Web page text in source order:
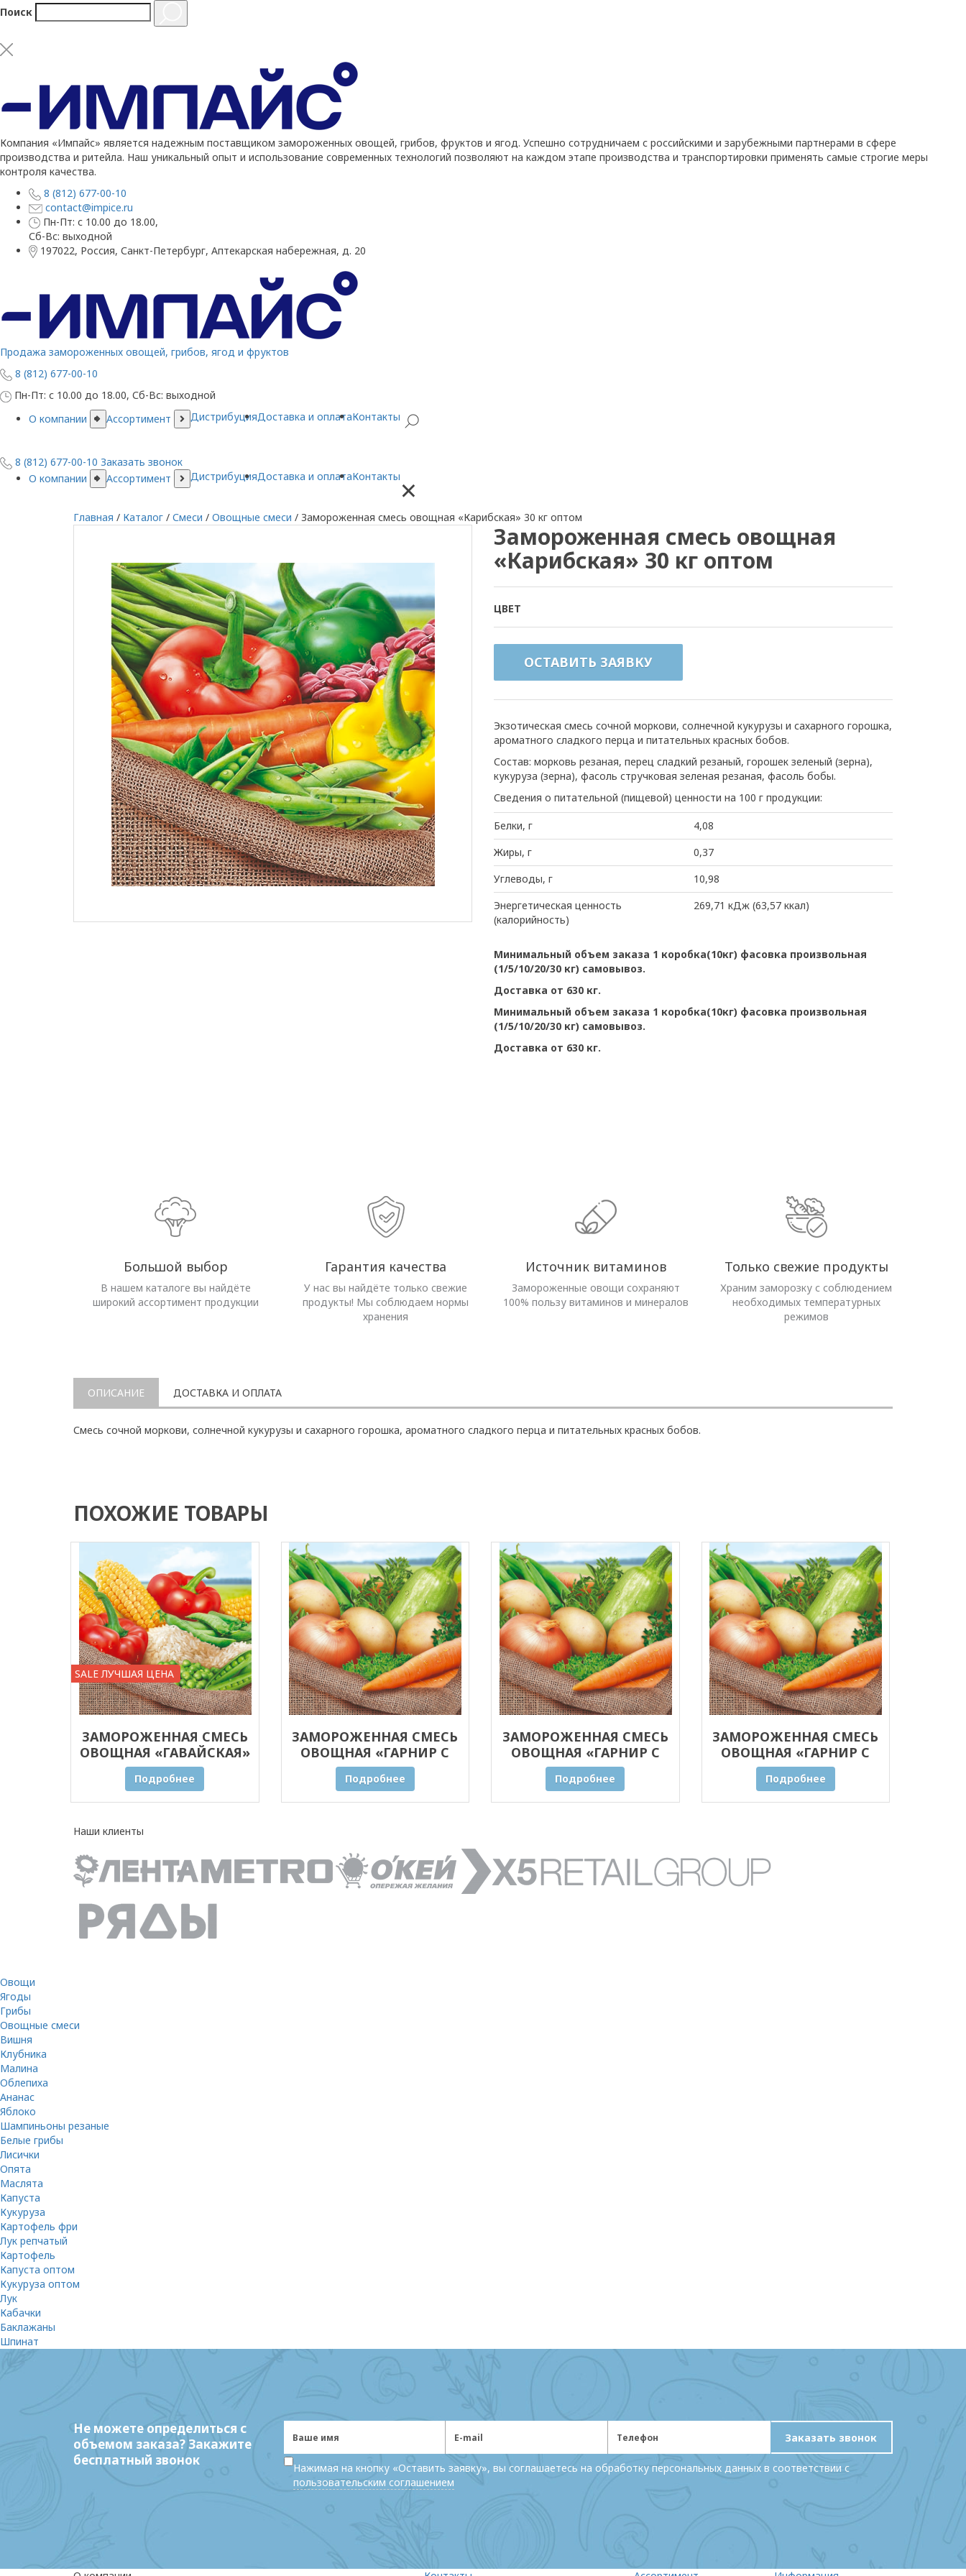
Поиск
Компания «Импайс» является надежным поставщиком замороженных овощей, грибов, фруктов и ягод. Успешно сотрудничаем с российскими и зарубежными партнерами в сфере
производства и ритейла. Наш уникальный опыт и использование современных технологий позволяют на каждом этапе производства и транспортировки применять самые строгие меры
контроля качества.
8 (812) 677-00-10
contact@impice.ru
Пн-Пт: с 10.00 до 18.00,
Сб-Вс: выходной
197022, Россия, Санкт-Петербург, Аптекарская набережная, д. 20
Продажа замороженных овощей, грибов, ягод и фруктов
8 (812) 677-00-10
Пн-Пт: с 10.00 до 18.00, Сб-Вс: выходной
О компании
Ассортимент ДистрибуцияДоставка и оплатаКонтакты
8 (812) 677-00-10 Заказать звонок
О компании
Ассортимент ДистрибуцияДоставка и оплатаКонтакты×
Главная / Каталог / Смеси / Овощные смеси / Замороженная смесь овощная «Карибская» 30 кг оптом
Замороженная смесь овощная
«Карибская» 30 кг оптом
ЦВЕТ
ОСТАВИТЬ ЗАЯВКУ
Экзотическая смесь сочной моркови, солнечной кукурузы и сахарного горошка,
ароматного сладкого перца и питательных красных бобов.
Состав: морковь резаная, перец сладкий резаный, горошек зеленый (зерна),
кукуруза (зерна), фасоль стручковая зеленая резаная, фасоль бобы.
Сведения о питательной (пищевой) ценности на 100 г продукции:
Белки, г
4,08
Жиры, г
0,37
Углеводы, г
10,98
Энергетическая ценность
(калорийность)
269,71 кДж (63,57 ккал)
Минимальный объем заказа 1 коробка(10кг) фасовка произвольная
(1/5/10/20/30 кг) самовывоз.
Доставка от 630 кг.
Минимальный объем заказа 1 коробка(10кг) фасовка произвольная
(1/5/10/20/30 кг) самовывоз.
Доставка от 630 кг.
Большой выбор
В нашем каталоге вы найдёте
широкий ассортимент продукции
Гарантия качества
У нас вы найдёте только свежие
продукты! Мы соблюдаем нормы
хранения
Источник витаминов
Замороженные овощи сохраняют
100% пользу витаминов и минералов
Только свежие продукты
Храним заморозку с соблюдением
необходимых температурных
режимов
ОПИСАНИЕ ДОСТАВКА И ОПЛАТА
Смесь сочной моркови, солнечной кукурузы и сахарного горошка, ароматного сладкого перца и питательных красных бобов.
ПОХОЖИЕ ТОВАРЫ
SALE ЛУЧШАЯ ЦЕНА
ЗАМОРОЖЕННАЯ СМЕСЬ
ОВОЩНАЯ «ГАВАЙСКАЯ»
20 КГ ОПТОМ
Подробнее
ЗАМОРОЖЕННАЯ СМЕСЬ
ОВОЩНАЯ «ГАРНИР С
ПРЯНЫМИ ТРАВАМИ» 30
КГ ОПТОМ
Подробнее
ЗАМОРОЖЕННАЯ СМЕСЬ
ОВОЩНАЯ «ГАРНИР С
ПРЯНЫМИ ТРАВАМИ» 20
КГ ОПТОМ
Подробнее
ЗАМОРОЖЕННАЯ СМЕСЬ
ОВОЩНАЯ «ГАРНИР С
ПРЯНЫМИ ТРАВАМИ» 10
КГ ОПТОМ
Подробнее
Наши клиенты
Овощи
Ягоды
Грибы
Овощные смеси
Вишня
Клубника
Малина
Облепиха
Ананас
Яблоко
Шампиньоны резаные
Белые грибы
Лисички
Опята
Маслята
Капуста
Кукуруза
Картофель фри
Лук репчатый
Картофель
Капуста оптом
Кукуруза оптом
Лук
Кабачки
Баклажаны
Шпинат
Не можете определиться с
объемом заказа? Закажите
бесплатный звонок
Заказать звонок
Нажимая на кнопку «Оставить заявку», вы соглашаетесь на обработку персональных данных в соответствии с
пользовательским соглашением